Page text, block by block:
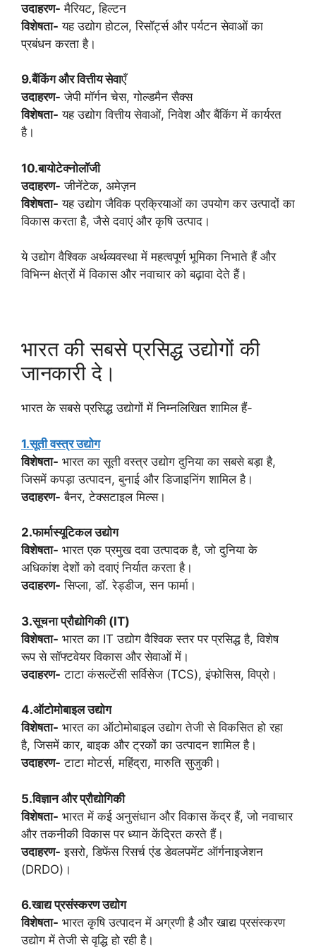
उदाहरण- मैरियट, हिल्टन
विशेषता- यह उद्योग होटल, रिसॉर्ट्स और पर्यटन सेवाओं का
प्रबंधन करता है।
9.बैंकिंग और वित्तीय सेवाएँ
उदाहरण- जेपी मॉर्गन चेस, गोल्डमैन सैक्स
विशेषता- यह उद्योग वित्तीय सेवाओं, निवेश और बैंकिंग में कार्यरत
है।
10.बायोटेक्नोलॉजी
उदाहरण- जीनेंटेक, अमेज़न
विशेषता- यह उद्योग जैविक प्रक्रियाओं का उपयोग कर उत्पादों का
विकास करता है, जैसे दवाएं और कृषि उत्पाद।
ये उद्योग वैश्विक अर्थव्यवस्था में महत्वपूर्ण भूमिका निभाते हैं और
विभिन्न क्षेत्रों में विकास और नवाचार को बढ़ावा देते हैं।
भारत की सबसे प्रसिद्ध उद्योगों की
जानकारी दे।
भारत के सबसे प्रसिद्ध उद्योगों में निम्नलिखित शामिल हैं-
1.सूती वस्त्र उद्योग
विशेषता- भारत का सूती वस्त्र उद्योग दुनिया का सबसे बड़ा है,
जिसमें कपड़ा उत्पादन, बुनाई और डिजाइनिंग शामिल है।
उदाहरण- बैनर, टेक्सटाइल मिल्स।
2.फार्मास्यूटिकल उद्योग
विशेषता- भारत एक प्रमुख दवा उत्पादक है, जो दुनिया के
अधिकांश देशों को दवाएं निर्यात करता है।
उदाहरण- सिप्ला, डॉ. रेड्डीज, सन फार्मा।
3.सूचना प्रौद्योगिकी (IT)
विशेषता- भारत का IT उद्योग वैश्विक स्तर पर प्रसिद्ध है, विशेष
रूप से सॉफ्टवेयर विकास और सेवाओं में।
उदाहरण- टाटा कंसल्टेंसी सर्विसेज (TCS), इंफोसिस, विप्रो।
4.ऑटोमोबाइल उद्योग
विशेषता- भारत का ऑटोमोबाइल उद्योग तेजी से विकसित हो रहा
है, जिसमें कार, बाइक और ट्रकों का उत्पादन शामिल है।
उदाहरण- टाटा मोटर्स, महिंद्रा, मारुति सुजुकी।
5.विज्ञान और प्रौद्योगिकी
विशेषता- भारत में कई अनुसंधान और विकास केंद्र हैं, जो नवाचार
और तकनीकी विकास पर ध्यान केंद्रित करते हैं।
उदाहरण- इसरो, डिफेंस रिसर्च एंड डेवलपमेंट ऑर्गनाइजेशन
(DRDO)।
6.खाद्य प्रसंस्करण उद्योग
विशेषता- भारत कृषि उत्पादन में अग्रणी है और खाद्य प्रसंस्करण
उद्योग में तेजी से वृद्धि हो रही है।